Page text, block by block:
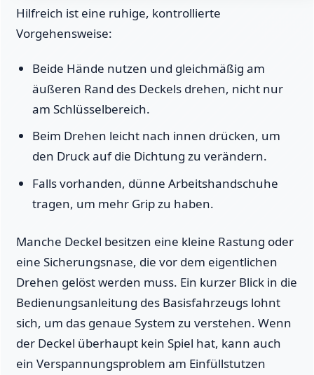
Hilfreich ist eine ruhige, kontrollierte
Vorgehensweise:
Beide Hände nutzen und gleichmäßig am
äußeren Rand des Deckels drehen, nicht nur
am Schlüsselbereich.
Beim Drehen leicht nach innen drücken, um
den Druck auf die Dichtung zu verändern.
Falls vorhanden, dünne Arbeitshandschuhe
tragen, um mehr Grip zu haben.
Manche Deckel besitzen eine kleine Rastung oder
eine Sicherungsnase, die vor dem eigentlichen
Drehen gelöst werden muss. Ein kurzer Blick in die
Bedienungsanleitung des Basisfahrzeugs lohnt
sich, um das genaue System zu verstehen. Wenn
der Deckel überhaupt kein Spiel hat, kann auch
ein Verspannungsproblem am Einfüllstutzen